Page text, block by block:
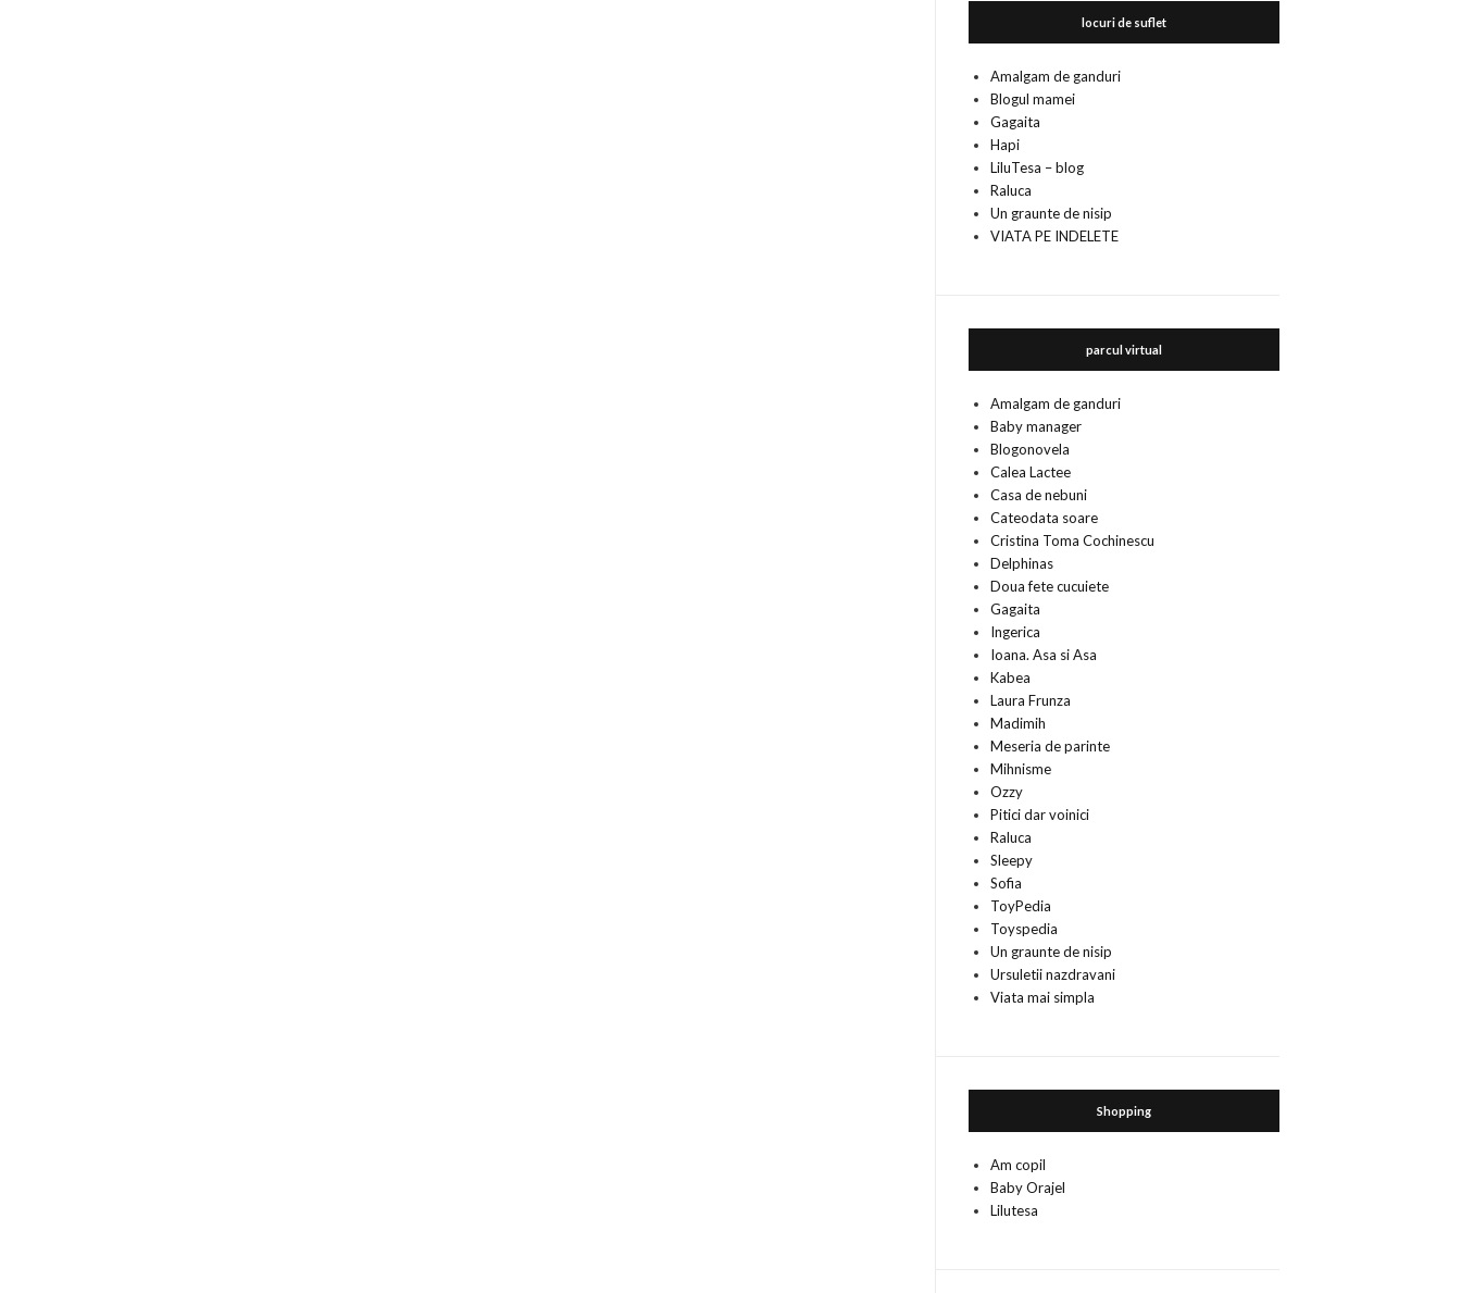
locuri de suflet
Amalgam de ganduri
Blogul mamei
Gagaita
Hapi
LiluTesa – blog
Raluca
Un graunte de nisip
VIATA PE INDELETE
parcul virtual
Amalgam de ganduri
Baby manager
Blogonovela
Calea Lactee
Casa de nebuni
Cateodata soare
Cristina Toma Cochinescu
Delphinas
Doua fete cucuiete
Gagaita
Ingerica
Ioana. Asa si Asa
Kabea
Laura Frunza
Madimih
Meseria de parinte
Mihnisme
Ozzy
Pitici dar voinici
Raluca
Sleepy
Sofia
ToyPedia
Toyspedia
Un graunte de nisip
Ursuletii nazdravani
Viata mai simpla
Shopping
Am copil
Baby Orajel
Lilutesa